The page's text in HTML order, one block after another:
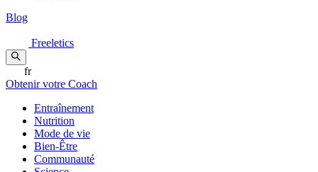
Blog
Freeletics
fr
Obtenir votre Coach
Entraînement
Nutrition
Mode de vie
Bien-Être
Communauté